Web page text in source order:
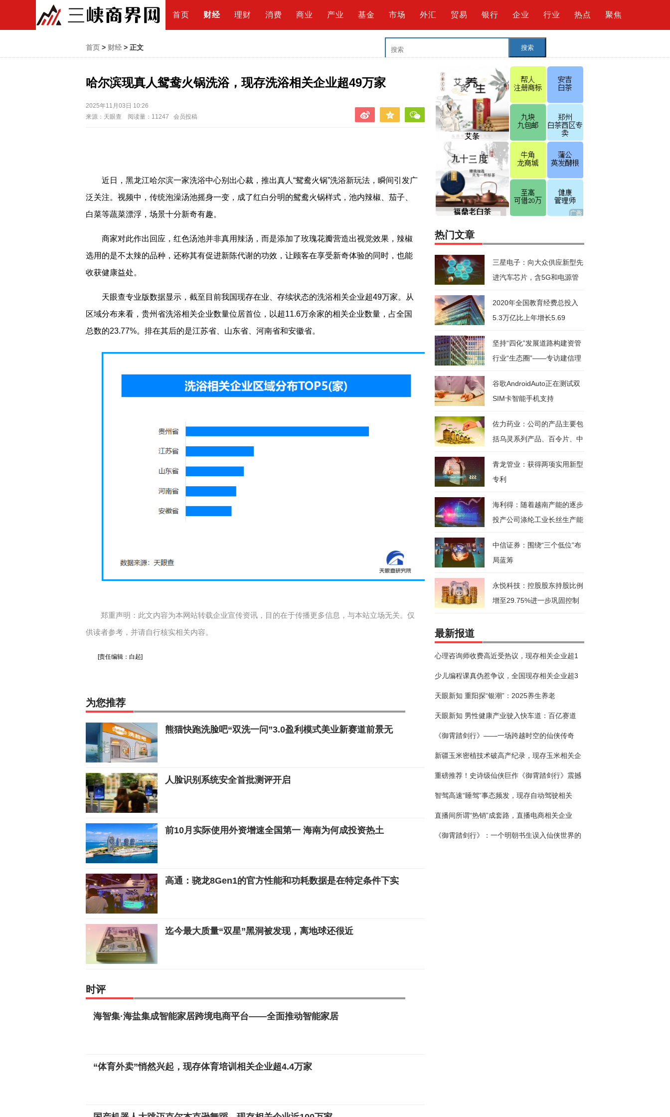
首页 财经 理财 消费 商业 产业 基金 市场 外汇 贸易 银行 企业 行业 热点 聚焦
首页 > 财经 > 正文 搜索
哈尔滨现真人鸳鸯火锅洗浴，现存洗浴相关企业超49万家
2025年11月03日 10:26
来源：天眼查 阅读量：11247 会员投稿
近日，黑龙江哈尔滨一家洗浴中心别出心裁，推出真人“鸳鸯火锅”洗浴新玩法，瞬间引发广
泛关注。视频中，传统泡澡汤池摇身一变，成了红白分明的鸳鸯火锅样式，池内辣椒、茄子、
白菜等蔬菜漂浮，场景十分新奇有趣。
商家对此作出回应，红色汤池并非真用辣汤，而是添加了玫瑰花瓣营造出视觉效果，辣椒
选用的是不太辣的品种，还称其有促进新陈代谢的功效，让顾客在享受新奇体验的同时，也能
收获健康益处。
天眼查专业版数据显示，截至目前我国现存在业、存续状态的洗浴相关企业超49万家。从
区域分布来看，贵州省洗浴相关企业数量位居首位，以超11.6万余家的相关企业数量，占全国
总数的23.77%。排在其后的是江苏省、山东省、河南省和安徽省。
郑重声明：此文内容为本网站转载企业宣传资讯，目的在于传播更多信息，与本站立场无关。仅
供读者参考，并请自行核实相关内容。
[责任编辑：白起]
为您推荐
熊猫快跑洗脸吧“双洗一问”3.0盈利模式美业新赛道前景无
人脸识别系统安全首批测评开启
前10月实际使用外资增速全国第一 海南为何成投资热土
高通：骁龙8Gen1的官方性能和功耗数据是在特定条件下实
迄今最大质量“双星”黑洞被发现，离地球还很近
时评
海智集·海盐集成智能家居跨境电商平台——全面推动智能家居
“体育外卖”悄然兴起，现存体育培训相关企业超4.4万家
热门文章
三星电子：向大众供应新型先
进汽车芯片，含5G和电源管
2020年全国教育经费总投入
5.3万亿比上年增长5.69
坚持“四化”发展道路构建资管
行业“生态圈”——专访建信理
谷歌AndroidAuto正在测试双
SIM卡智能手机支持
佐力药业：公司的产品主要包
括乌灵系列产品、百令片、中
青龙管业：获得两项实用新型
专利
海利得：随着越南产能的逐步
投产公司涤纶工业长丝生产能
中信证券：围绕“三个低位”布
局蓝筹
永悦科技：控股股东持股比例
增至29.75%进一步巩固控制
最新报道
心理咨询师收费高近受热议，现存相关企业超1
少儿编程课真伪惹争议，全国现存相关企业超3
天眼新知 重阳探“银潮”：2025养生养老
天眼新知 男性健康产业驶入快车道：百亿赛道
《御霄踏剑行》——一场跨越时空的仙侠传奇
新疆玉米密植技术破高产纪录，现存玉米相关企
重磅推荐！史诗级仙侠巨作《御霄踏剑行》震撼
智驾高速“睡驾”事态频发，现存自动驾驶相关
直播间所谓“热销”成套路，直播电商相关企业
《御霄踏剑行》：一个明朝书生误入仙侠世界的